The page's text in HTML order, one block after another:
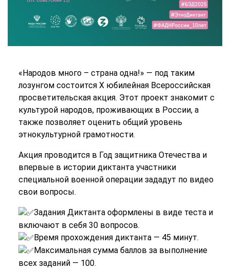
«Народов много – страна одна!» — под таким
лозунгом состоится Х юбилейная Всероссийская
просветительская акция. Этот проект знакомит с
культурой народов, проживающих в России, а
также позволяет оценить общий уровень
этнокультурной грамотности.
Акция проводится в Год защитника Отечества и
впервые в истории диктанта участники
специальной военной операции зададут по видео
свои вопросы.
Задания Диктанта оформлены в виде теста и
включают в себя 30 вопросов.
Время прохождения диктанта — 45 минут.
Максимальная сумма баллов за выполнение
всех заданий — 100.